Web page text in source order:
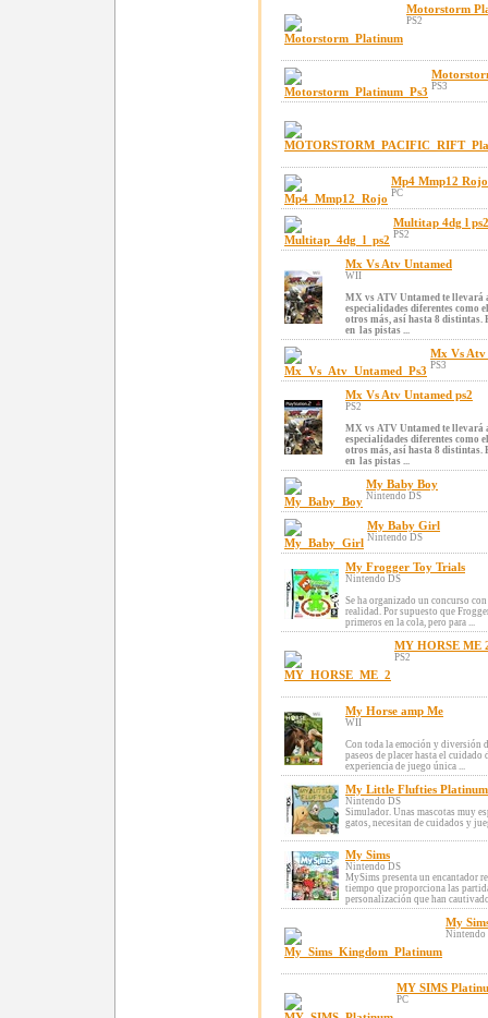
Motorstorm
PS2
PS3
Mp4 Mmp12 Rojo
PC
Multitap 4dg l ps2
PS2
Mx Vs Atv Untamed
WII
MX vs ATV Untamed te llevará
especialidades diferentes como
otros más, así hasta 8 distintas.
en las pistas ...
Mx Vs Atv
PS3
Mx Vs Atv Untamed ps2
PS2
MX vs ATV Untamed te llevará
especialidades diferentes como
otros más, así hasta 8 distintas.
en las pistas ...
My Baby Boy
Nintendo DS
My Baby Girl
Nintendo DS
My Frogger Toy Trials
Nintendo DS
Se ha organizado un concurso
realidad. Por supuesto que
primeros en la cola, pero para ...
MY HORSE ME
PS2
My Horse amp Me
WII
Con toda la emoción y diversión
paseos de placer hasta el
experiencia de juego única ...
My Little Flufties Platinum
Nintendo DS
Simulador. Unas mascotas muy
gatos, necesitan de cuidados y
My Sims
Nintendo DS
MySims presenta un encantador
tiempo que proporciona las
personalización que han
My
Nintendo
MY SIMS
PC